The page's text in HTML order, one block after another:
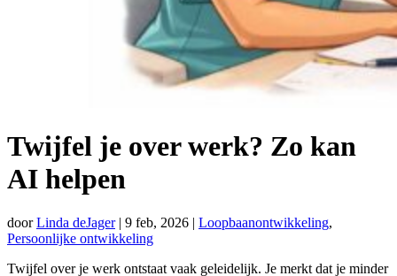
Twijfel je over werk? Zo kan
AI helpen
doorLinda deJager| 9 feb, 2026 | Loopbaanontwikkeling,
Persoonlijke ontwikkeling
Twijfel over je werk ontstaat vaak geleidelijk. Je merkt dat je minder